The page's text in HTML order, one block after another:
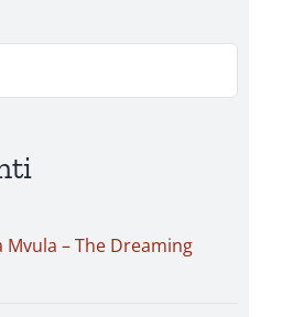
Mvula – The Dreaming